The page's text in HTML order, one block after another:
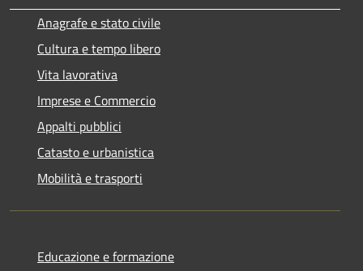
Anagrafe e stato civile
Cultura e tempo libero
Vita lavorativa
Imprese e Commercio
Appalti pubblici
Catasto e urbanistica
Mobilità e trasporti
Educazione e formazione